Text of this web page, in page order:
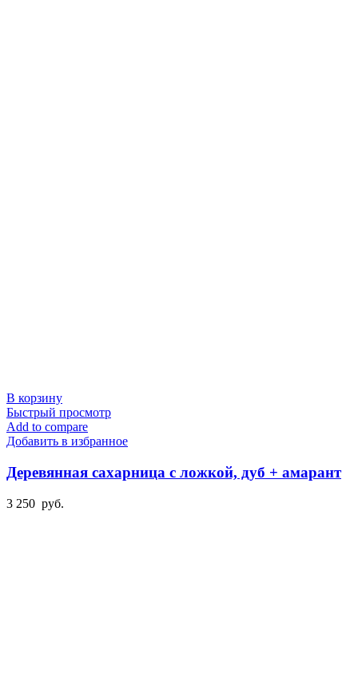
В корзину
Быстрый просмотр
Add to compare
Добавить в избранное
Деревянная сахарница с ложкой, дуб + амарант
3 250 руб.